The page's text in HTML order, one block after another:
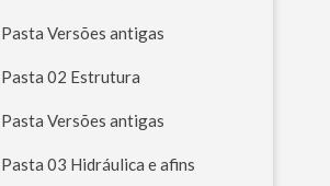
Pasta Versões antigas
Pasta 02 Estrutura
Pasta Versões antigas
Pasta 03 Hidráulica e afins